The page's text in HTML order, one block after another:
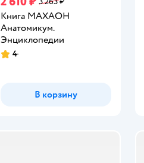
Книга МАХАОН
Анатомикум.
Энциклопедии
Рейтинг:
4
В корзину